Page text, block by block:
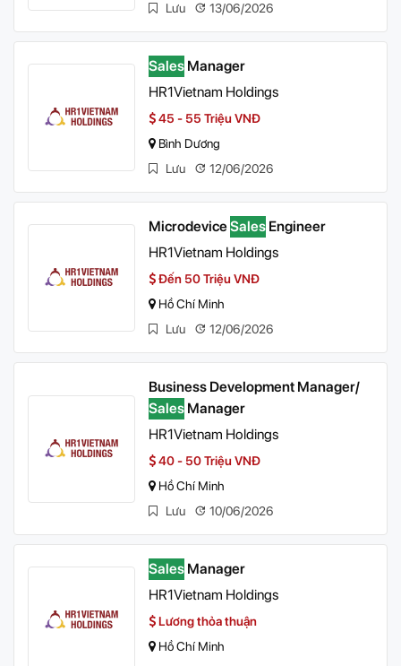
Lưu
13/06/2026
Sales Manager
HR1Vietnam Holdings
45 - 55 Triệu VNĐ
Bình Dương
Lưu
12/06/2026
MicrodeviceSales Engineer
HR1Vietnam Holdings
Đến 50 Triệu VNĐ
Hồ Chí Minh
Lưu
12/06/2026
Business Development Manager/
Sales Manager
HR1Vietnam Holdings
40 - 50 Triệu VNĐ
Hồ Chí Minh
Lưu
10/06/2026
Sales Manager
HR1Vietnam Holdings
Lương thỏa thuận
Hồ Chí Minh